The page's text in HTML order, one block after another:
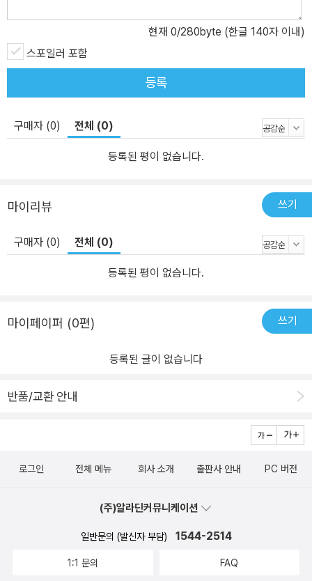
현재 0/280byte (한글 140자 이내)
스포일러 포함
등록
구매자 (0) 전체 (0)
등록된 평이 없습니다.
마이리뷰 쓰기
구매자 (0) 전체 (0)
등록된 평이 없습니다.
마이페이퍼 (0편) 쓰기
등록된 글이 없습니다
반품/교환 안내
로그인 전체 메뉴 회사 소개 출판사 안내 PC 버전
(주)알라딘커뮤니케이션
일반문의 (발신자 부담) 1544-2514
1:1 문의 FAQ